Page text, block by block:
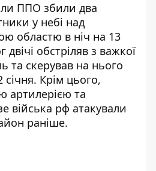
ППО збили два
у небі над
областю в ніч на 13
двічі обстріляв з важкої
та скерував на нього
січня. Крім цього,
артилерією та
війська рф атакували
раніше.